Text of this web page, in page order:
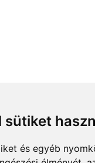
sütiket
és egyéb